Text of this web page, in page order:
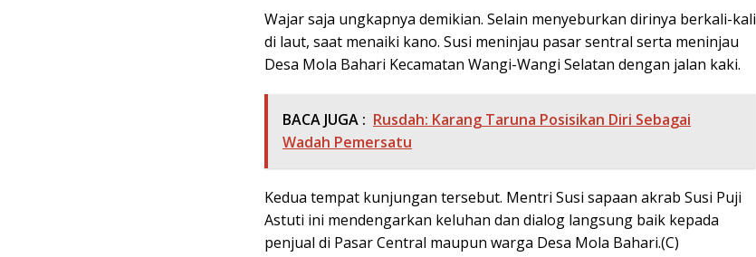
Wajar saja ungkapnya demikian. Selain menyeburkan dirinya berkali-kali
di laut, saat menaiki kano. Susi meninjau pasar sentral serta meninjau
Desa Mola Bahari Kecamatan Wangi-Wangi Selatan dengan jalan kaki.
BACA JUGA : Rusdah: Karang Taruna Posisikan Diri Sebagai
Wadah Pemersatu
Kedua tempat kunjungan tersebut. Mentri Susi sapaan akrab Susi Puji
Astuti ini mendengarkan keluhan dan dialog langsung baik kepada
penjual di Pasar Central maupun warga Desa Mola Bahari.(C)